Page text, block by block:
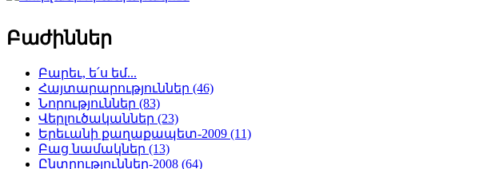
Բաժիններ
Բարեւ, ե՛ս եմ...
Հայտարարություններ (46)
Նորություններ (83)
Վերլուծականներ (23)
Երեւանի քաղաքապետ-2009 (11)
Բաց նամակներ (13)
Ընտրություններ-2008 (64)